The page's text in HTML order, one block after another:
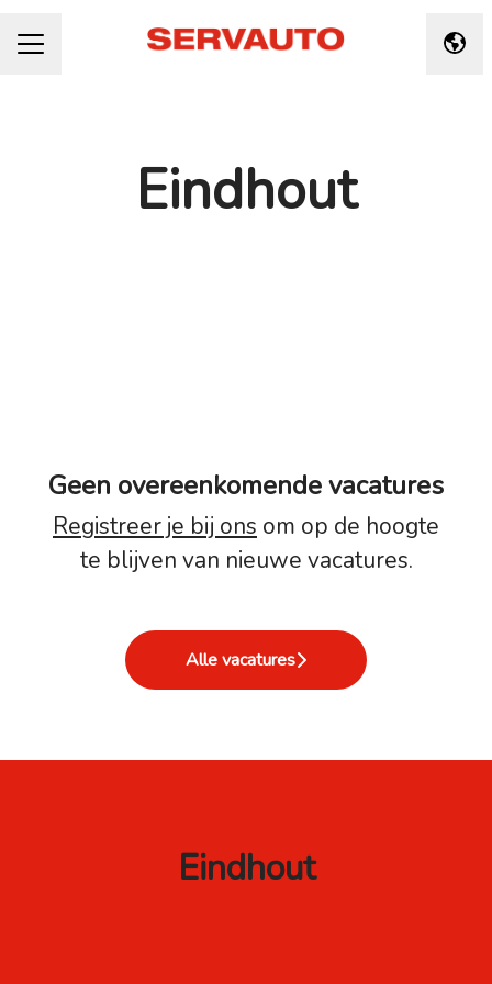
CARRIÈREMENU Taal
Eindhout
Geen overeenkomende vacatures
Registreer je bij ons om op de hoogte
te blijven van nieuwe vacatures.
Alle vacatures
Eindhout